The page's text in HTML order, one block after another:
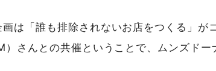
画は「誰も排除されないお店をつくる」が
）さんとの共催ということで、ムンズドー